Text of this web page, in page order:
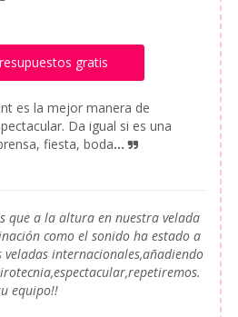
gratis
es la mejor manera de
Da igual si es una
fiesta, boda...
que a la altura en nuestra velada
como el sonido ha estado a
internacionales,añadiendo
equipo!!